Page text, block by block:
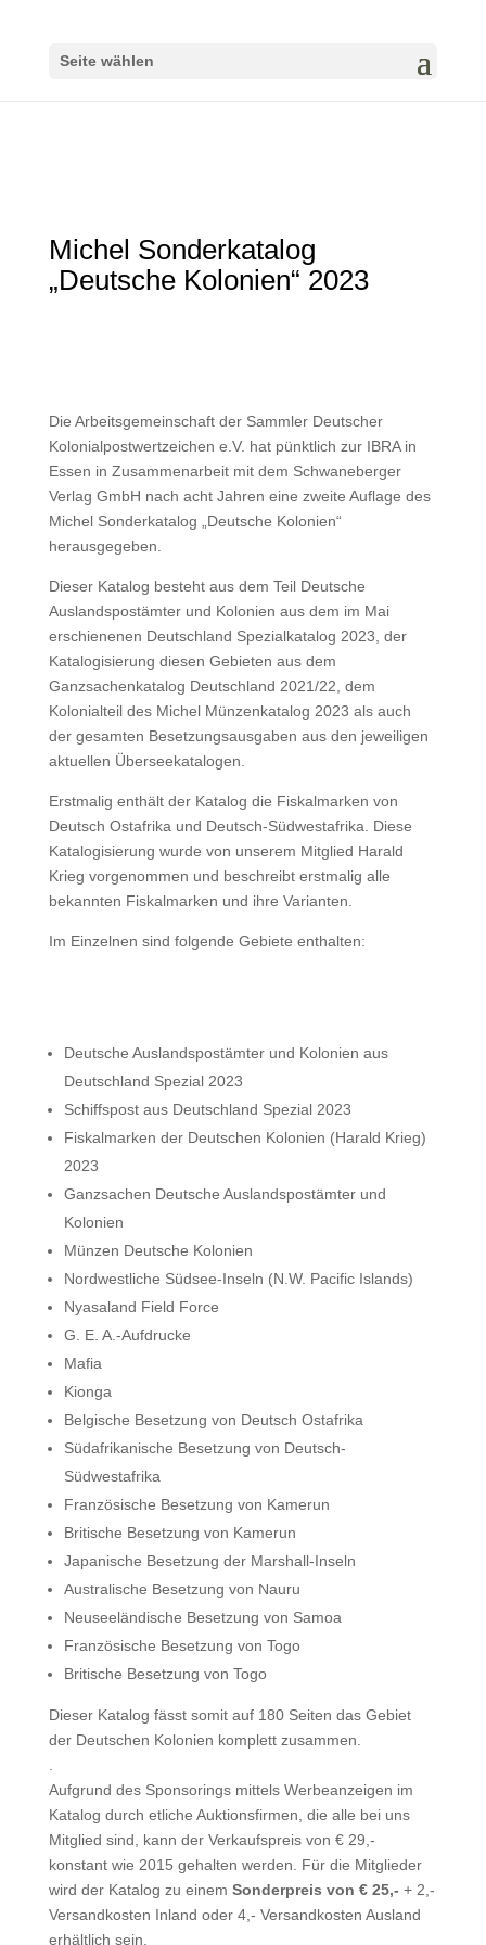
Seite wählen
Michel Sonderkatalog
„Deutsche Kolonien“ 2023
Die Arbeitsgemeinschaft der Sammler Deutscher
Kolonialpostwertzeichen e.V. hat pünktlich zur IBRA in
Essen in Zusammenarbeit mit dem Schwaneberger
Verlag GmbH nach acht Jahren eine zweite Auflage des
Michel Sonderkatalog „Deutsche Kolonien“
herausgegeben.
Dieser Katalog besteht aus dem Teil Deutsche
Auslandspostämter und Kolonien aus dem im Mai
erschienenen Deutschland Spezialkatalog 2023, der
Katalogisierung diesen Gebieten aus dem
Ganzsachenkatalog Deutschland 2021/22, dem
Kolonialteil des Michel Münzenkatalog 2023 als auch
der gesamten Besetzungsausgaben aus den jeweiligen
aktuellen Überseekatalogen.
Erstmalig enthält der Katalog die Fiskalmarken von
Deutsch Ostafrika und Deutsch-Südwestafrika. Diese
Katalogisierung wurde von unserem Mitglied Harald
Krieg vorgenommen und beschreibt erstmalig alle
bekannten Fiskalmarken und ihre Varianten.
Im Einzelnen sind folgende Gebiete enthalten:
Deutsche Auslandspostämter und Kolonien aus
Deutschland Spezial 2023
Schiffspost aus Deutschland Spezial 2023
Fiskalmarken der Deutschen Kolonien (Harald Krieg)
2023
Ganzsachen Deutsche Auslandspostämter und
Kolonien
Münzen Deutsche Kolonien
Nordwestliche Südsee-Inseln (N.W. Pacific Islands)
Nyasaland Field Force
G. E. A.-Aufdrucke
Mafia
Kionga
Belgische Besetzung von Deutsch Ostafrika
Südafrikanische Besetzung von Deutsch-
Südwestafrika
Französische Besetzung von Kamerun
Britische Besetzung von Kamerun
Japanische Besetzung der Marshall-Inseln
Australische Besetzung von Nauru
Neuseeländische Besetzung von Samoa
Französische Besetzung von Togo
Britische Besetzung von Togo
Dieser Katalog fässt somit auf 180 Seiten das Gebiet
der Deutschen Kolonien komplett zusammen.
Aufgrund des Sponsorings mittels Werbeanzeigen im
Katalog durch etliche Auktionsfirmen, die alle bei uns
Mitglied sind, kann der Verkaufspreis von € 29,-
konstant wie 2015 gehalten werden. Für die Mitglieder
wird der Katalog zu einem Sonderpreis von € 25,- + 2,-
Versandkosten Inland oder 4,- Versandkosten Ausland
erhältlich sein.